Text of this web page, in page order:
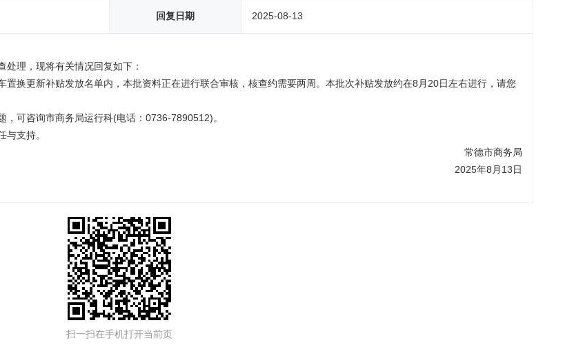
回复日期 2025-08-13
处理，现将有关情况回复如下：
置换更新补贴发放名单内，本批资料正在进行联合审核，核查约需要两周。本批次补贴发放约在8月20日左右进行，请您
，可咨询市商务局运行科(电话：0736-7890512)。
与支持。
常德市商务局
2025年8月13日
扫一扫在手机打开当前页